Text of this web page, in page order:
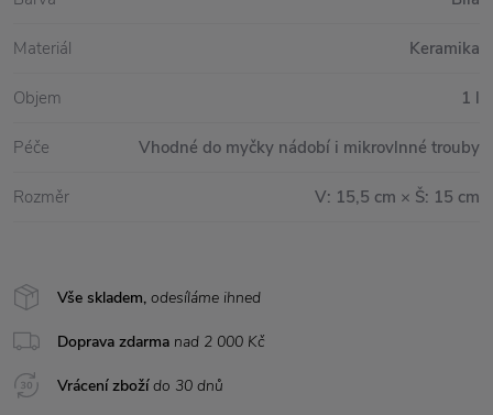
Vše skladem, odesíláme ihned
Doprava zdarma nad 2 000 Kč
Vrácení zbožído 30 dnů
Materiál Keramika
Objem 1 l
Péče Vhodné do myčky nádobí i mikrovlnné trouby
Rozměr V: 15,5 cm × Š: 15 cm